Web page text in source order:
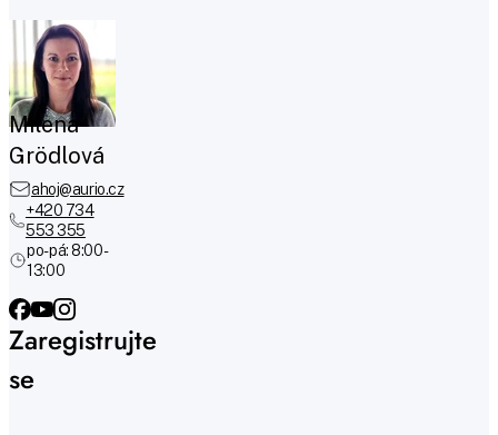
Milena
Grödlová
ahoj@aurio.cz
+420 734
553 355
po-pá: 8:00 -
13:00
Zaregistrujte
se